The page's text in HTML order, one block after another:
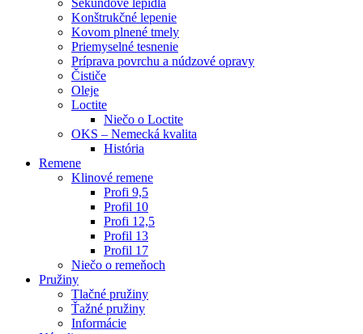
Sekundové lepidlá
Konštrukčné lepenie
Kovom plnené tmely
Priemyselné tesnenie
Príprava povrchu a núdzové opravy
Čističe
Oleje
Loctite
Niečo o Loctite
OKS – Nemecká kvalita
História
Remene
Klinové remene
Profi 9,5
Profil 10
Profi 12,5
Profil 13
Profil 17
Niečo o remeňoch
Pružiny
Tlačné pružiny
Ťažné pružiny
Informácie